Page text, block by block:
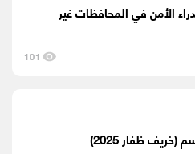
الأمن في المحافظات غير
101
ظفار 2025)